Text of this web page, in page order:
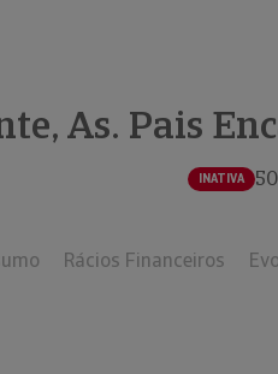
e Monitorização de
| Estudos e
As. Pais
INATIVA
Rácios Financeiros